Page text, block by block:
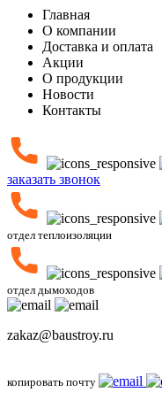
Главная
О компании
Доставка и оплата
Акции
О продукции
Новости
Контакты
заказать звонок
отдел теплоизоляции
отдел дымоходов
zakaz@baustroy.ru
копировать почту